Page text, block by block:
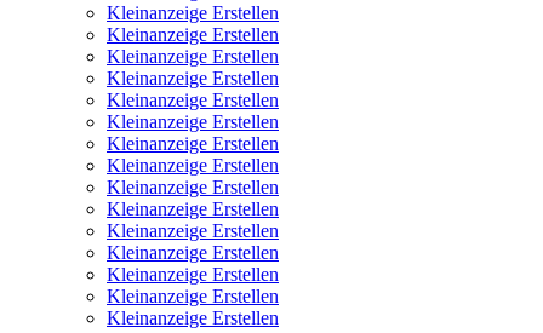
Kleinanzeige Erstellen
Kleinanzeige Erstellen
Kleinanzeige Erstellen
Kleinanzeige Erstellen
Kleinanzeige Erstellen
Kleinanzeige Erstellen
Kleinanzeige Erstellen
Kleinanzeige Erstellen
Kleinanzeige Erstellen
Kleinanzeige Erstellen
Kleinanzeige Erstellen
Kleinanzeige Erstellen
Kleinanzeige Erstellen
Kleinanzeige Erstellen
Kleinanzeige Erstellen